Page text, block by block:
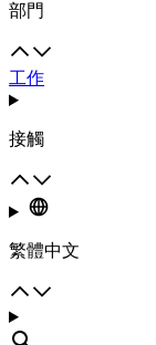
部門
工作
接觸
繁體中文